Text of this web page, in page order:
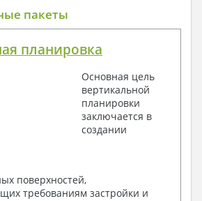
раздел:
осей
маркировочные планы с
состав конструкций
внешних отделок
полов
строительных материалов
пакеты
планировка
Основная цель
вертикальной
планировки
заключается в
создании
поверхностей,
требованиям застройки и